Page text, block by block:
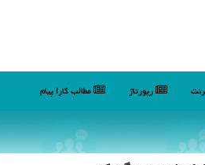
رپورتاژ مطالب كارا پیام